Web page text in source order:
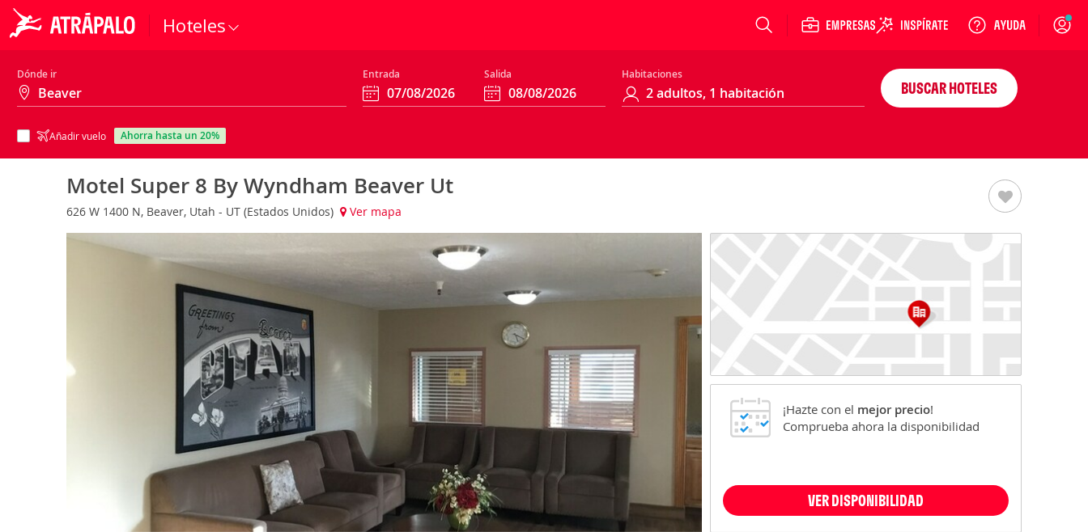
Hoteles Login
Dónde ir Entrada Salida Habitaciones
Añadir vuelo ahorra hasta un 20%
BUSCAR HOTELES
Motel Super 8 By Wyndham Beaver Ut
626 W 1400 N, Beaver, Utah - UT (Estados Unidos) Ver mapa
¡Hazte con el mejor precio!
Comprueba ahora la disponibilidad
VER DISPONIBILIDAD